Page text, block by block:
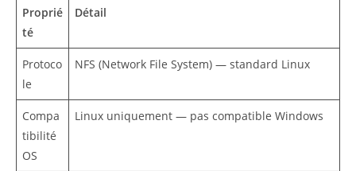
Proprié
té
Détail
Protoco
le
NFS (Network File System) — standard Linux
Compa
tibilité
OS
Linux uniquement — pas compatible Windows